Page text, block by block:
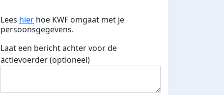
Lees hier hoe KWF omgaat met je
persoonsgegevens.
Laat een bericht achter voor de
actievoerder (optioneel)